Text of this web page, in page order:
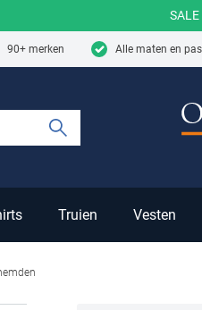
90+ merken Alle maten en
Truien Vesten